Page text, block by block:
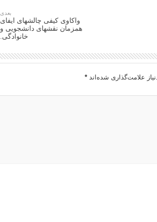
بعدی
واکاوی کیفی چالشهای ایفای
همزمان نقشهای دانشجویی و
خانوادگی.
علامت‌گذاری شده‌اند*